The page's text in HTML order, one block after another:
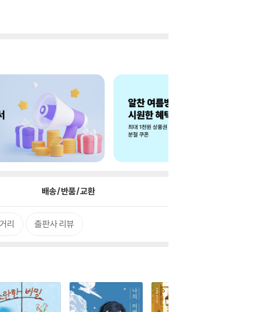
배송/반품/교환
리 출판사 리뷰